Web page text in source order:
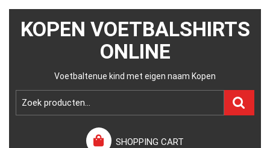
KOPEN VOETBALSHIRTS
ONLINE
Voetbaltenue kind met eigen naam Kopen
SHOPPING CART